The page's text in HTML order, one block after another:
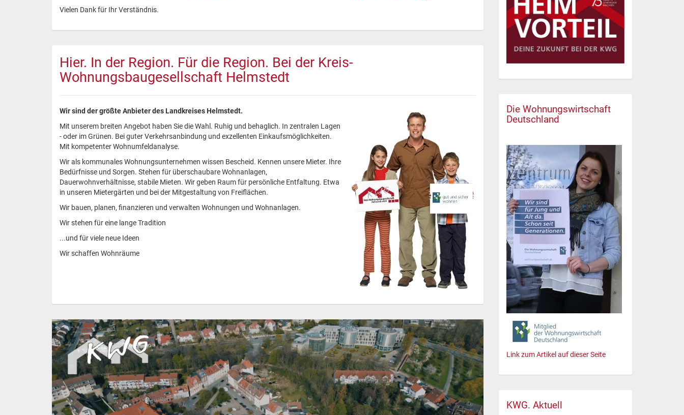
Vielen Dank für Ihr Verständnis.
Hier. In der Region. Für die Region. Bei der Kreis-
Wohnungsbaugesellschaft Helmstedt
Wir sind der größte Anbieter des Landkreises Helmstedt.
Mit unserem breiten Angebot haben Sie die Wahl. Ruhig und behaglich. In zentralen Lagen
- oder im Grünen. Bei guter Verkehrsanbindung und exzellenten Einkaufsmöglichkeiten.
Mit kompetenter Wohnumfeldanalyse.
Wir als kommunales Wohnungsunternehmen wissen Bescheid. Kennen unsere Mieter. Ihre
Bedürfnisse und Sorgen. Stehen für überschaubare Wohnanlagen,
Dauerwohnverhältnisse, stabile Mieten. Wir geben Raum für persönliche Entfaltung. Etwa
in unseren Mietergärten und bei der Mitgestaltung von Freiflächen.
Wir bauen, planen, finanzieren und verwalten Wohnungen und Wohnanlagen.
Wir stehen für eine lange Tradition
...und für viele neue Ideen
Wir schaffen Wohnräume
Die Wohnungswirtschaft
Deutschland
Link zum Artikel auf dieser Seite
KWG. Aktuell